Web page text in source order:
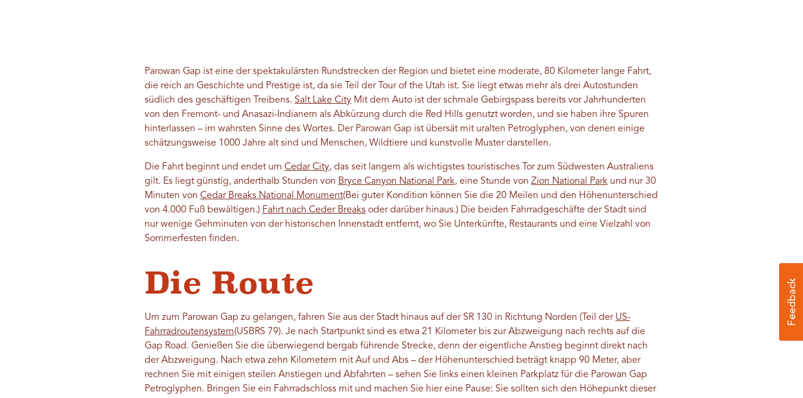
Parowan Gap ist eine der spektakulärsten Rundstrecken der Region und bietet eine moderate, 80 Kilometer lange Fahrt,
die reich an Geschichte und Prestige ist, da sie Teil der Tour of the Utah ist. Sie liegt etwas mehr als drei Autostunden
südlich des geschäftigen Treibens. Salt Lake CityMit dem Auto ist der schmale Gebirgspass bereits vor Jahrhunderten
von den Fremont- und Anasazi-Indianern als Abkürzung durch die Red Hills genutzt worden, und sie haben ihre Spuren
hinterlassen – im wahrsten Sinne des Wortes. Der Parowan Gap ist übersät mit uralten Petroglyphen, von denen einige
schätzungsweise 1000 Jahre alt sind und Menschen, Wildtiere und kunstvolle Muster darstellen.
Die Fahrt beginnt und endet um Cedar City, das seit langem als wichtigstes touristisches Tor zum Südwesten Australiens
gilt. Es liegt günstig, anderthalb Stunden von Bryce Canyon National Park, eine Stunde von Zion National Parkund nur 30
Minuten von Cedar Breaks National Monument(Bei guter Kondition können Sie die 20 Meilen und den Höhenunterschied
von 4.000 Fuß bewältigen.) Fahrt nach Ceder Breaksoder darüber hinaus.) Die beiden Fahrradgeschäfte der Stadt sind
nur wenige Gehminuten von der historischen Innenstadt entfernt, wo Sie Unterkünfte, Restaurants und eine Vielzahl von
Sommerfesten finden.
Die Route
Um zum Parowan Gap zu gelangen, fahren Sie aus der Stadt hinaus auf der SR 130 in Richtung Norden (Teil der US-
Fahrradroutensystem(USBRS 79). Je nach Startpunkt sind es etwa 21 Kilometer bis zur Abzweigung nach rechts auf die
Gap Road. Genießen Sie die überwiegend bergab führende Strecke, denn der eigentliche Anstieg beginnt direkt nach
der Abzweigung. Nach etwa zehn Kilometern mit Auf und Abs – der Höhenunterschied beträgt knapp 90 Meter, aber
rechnen Sie mit einigen steilen Anstiegen und Abfahrten – sehen Sie links einen kleinen Parkplatz für die Parowan Gap
Petroglyphen. Bringen Sie ein Fahrradschloss mit und machen Sie hier eine Pause: Sie sollten sich den Höhepunkt dieser